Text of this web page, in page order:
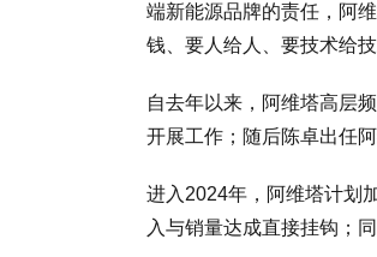
端新能源品牌的责任，阿
钱、要人给人、要技术给
自去年以来，阿维塔高层
开展工作；随后陈卓出任
进入2024年，阿维塔计划
入与销量达成直接挂钩；